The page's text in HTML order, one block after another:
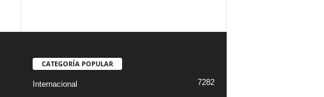
CATEGORÍA POPULAR
Internacional
7282